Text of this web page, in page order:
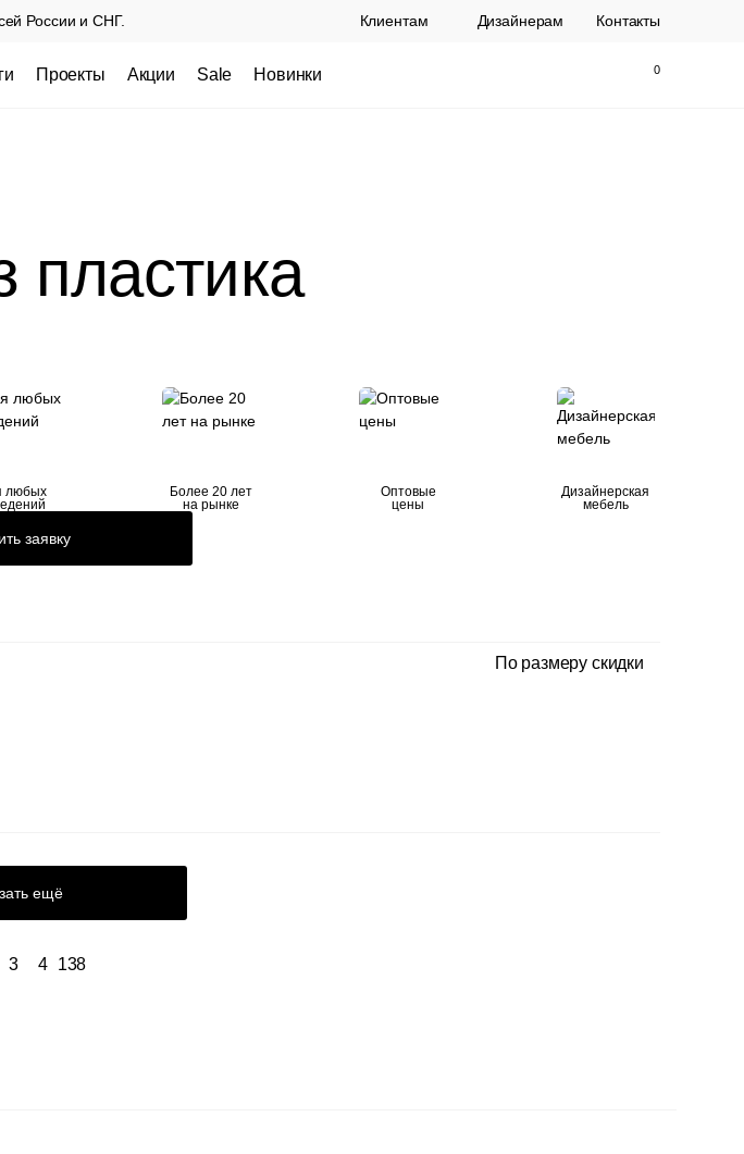
России и СНГ. Клиентам Дизайнерам Контакты
Проекты Акции Sale Новинки
3 100 РУБ.
21 250 РУБ.
пластика
любых
Более 20 лет
на рынке
Оптовые
цены
Дизайнерская
мебель
заявку
По размеру скидки
ещё
3 4 138